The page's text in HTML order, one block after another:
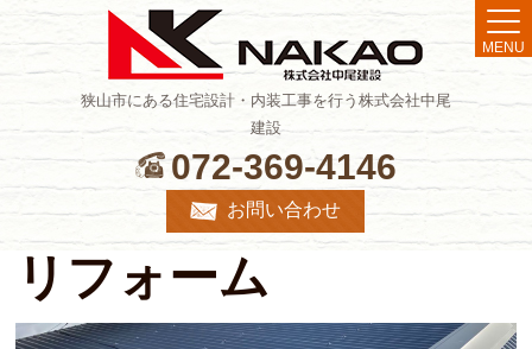
狭山市にある住宅設計・内装工事を行う株式会社中尾
建設
072-369-4146
お問い合わせ
MENU
リフォーム